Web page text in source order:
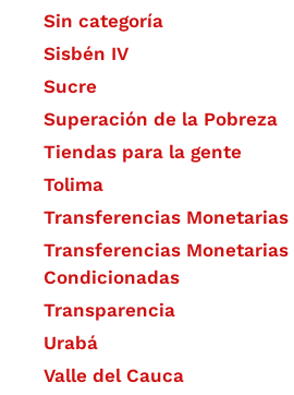
Sin categoría
Sisbén IV
Sucre
Superación de la Pobreza
Tiendas para la gente
Tolima
Transferencias
Transferencias Monetarias
Condicionadas
Transparencia
Urabá
Valle del Cauca